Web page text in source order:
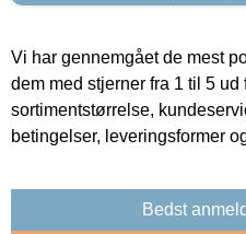
Vi har gennemgået de mest
dem med stjerner fra 1 til 5
sortimentstørrelse,
betingelser, leveringsformer
Bedst